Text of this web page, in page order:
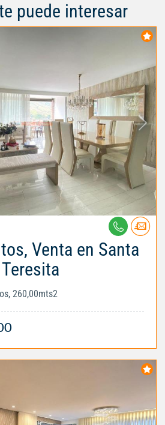
puede interesar
Venta en Santa
Teresita
260,00mts2